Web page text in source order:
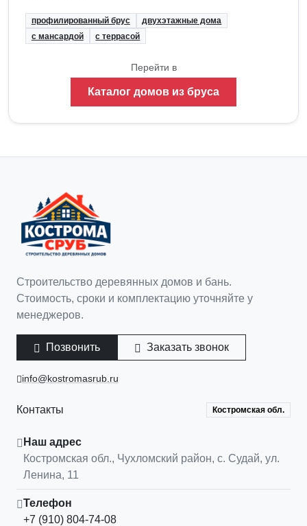
профилированный брус
двухэтажные дома
с мансардой
с террасой
Перейти в
Каталог домов из бруса
Строительство деревянных домов и бань.
Стоимость, сроки и комплектацию уточняйте у
менеджеров.
Позвонить Заказать звонок
info@kostromasrub.ru
Контакты Костромская обл.
Наш адрес
Костромская обл., Чухломский район, с. Судай, ул.
Ленина, 11
Телефон
+7 (910) 804-74-08